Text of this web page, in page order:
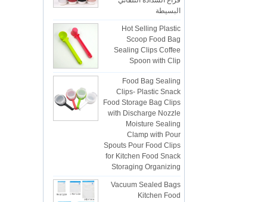
Hot Selling Plastic
Scoop Food Bag
Sealing Clips Coffee
Spoon with Clip
Food Bag Sealing
Clips- Plastic Snack
Food Storage Bag Clips
with Discharge Nozzle
Moisture Sealing
Clamp with Pour
Spouts Pour Food Clips
for Kitchen Food Snack
Storaging Organizing
Vacuum Sealed Bags
Kitchen Food
Packaging Seal Bags